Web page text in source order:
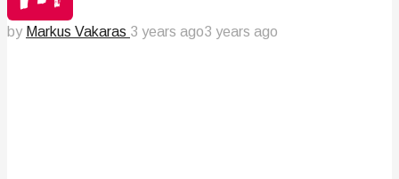
by Markus Vakaras 3 years ago3 years ago